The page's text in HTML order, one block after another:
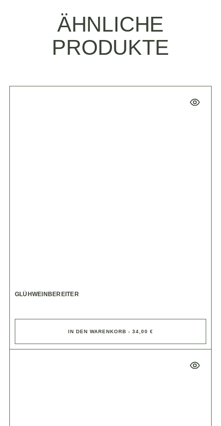
ÄHNLICHE
PRODUKTE
GLÜHWEINBEREITER
IN DEN WARENKORB - 34,00 €